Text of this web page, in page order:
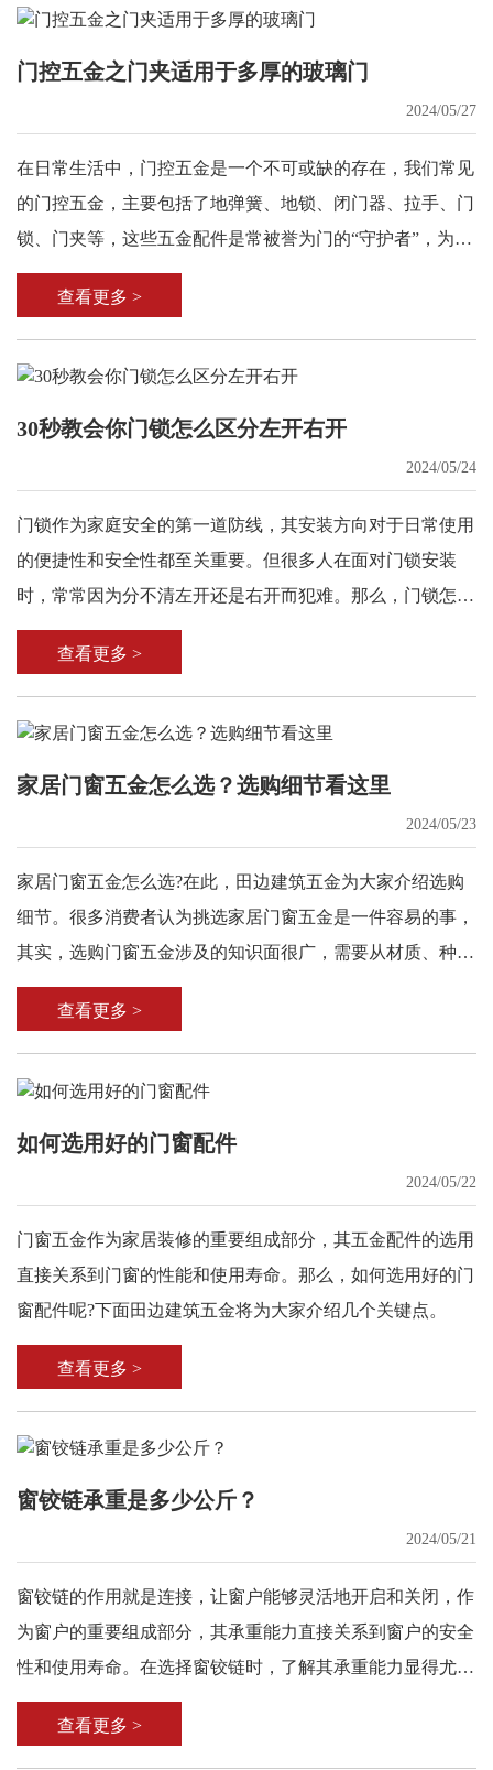
门控五金之门夹适用于多厚的玻璃门
2024/05/27
在日常生活中，门控五金是一个不可或缺的存在，我们常见
的门控五金，主要包括了地弹簧、地锁、闭门器、拉手、门
锁、门夹等，这些五金配件是常被誉为门的“守护者”，为使
用场所提供了安全保障。
查看更多 >
30秒教会你门锁怎么区分左开右开
2024/05/24
门锁作为家庭安全的第一道防线，其安装方向对于日常使用
的便捷性和安全性都至关重要。但很多人在面对门锁安装
时，常常因为分不清左开还是右开而犯难。那么，门锁怎么
区分左开右开呢？
查看更多 >
家居门窗五金怎么选？选购细节看这里
2024/05/23
家居门窗五金怎么选?在此，田边建筑五金为大家介绍选购
细节。很多消费者认为挑选家居门窗五金是一件容易的事，
其实，选购门窗五金涉及的知识面很广，需要从材质、种
类、样式等多个方面去考虑，不仅如此，选购细节也是需要
注意的。
查看更多 >
如何选用好的门窗配件
2024/05/22
门窗五金作为家居装修的重要组成部分，其五金配件的选用
直接关系到门窗的性能和使用寿命。那么，如何选用好的门
窗配件呢?下面田边建筑五金将为大家介绍几个关键点。
查看更多 >
窗铰链承重是多少公斤？
2024/05/21
窗铰链的作用就是连接，让窗户能够灵活地开启和关闭，作
为窗户的重要组成部分，其承重能力直接关系到窗户的安全
性和使用寿命。在选择窗铰链时，了解其承重能力显得尤为
重要。
查看更多 >